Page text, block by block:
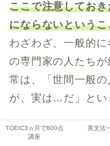
ここで注意してお
にならないという
わざわざ、一般的
の専門家の人たち
常は、「世間一般の
が、実は…だ」とい
そうです！この一
TOEIC3ヵ月で800点
講座
英文法